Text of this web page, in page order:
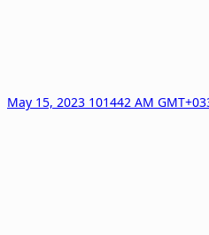
May 15, 2023 101442 AM